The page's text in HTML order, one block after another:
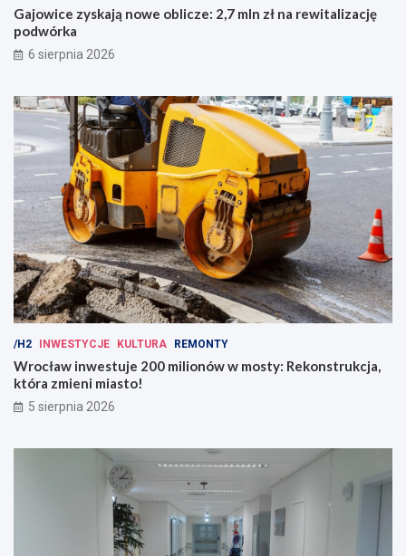
Gajowice zyskają nowe oblicze: 2,7 mln zł na rewitalizację
podwórka
6 sierpnia 2026
/H2 INWESTYCJE KULTURA REMONTY
Wrocław inwestuje 200 milionów w mosty: Rekonstrukcja,
która zmieni miasto!
5 sierpnia 2026